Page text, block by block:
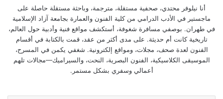
أنا نیلوفر محتدي، صحفية مستقلة، مترجمة، وباحثة مستقلة حاصلة على
ماجستير في الأدب الدرامي من كلية الفنون والعمارة بجامعة آزاد الإسلامية
في طهران. بوصفي مسافرة شغوفة، أستكشف مواقع فنية وأدبية حول العالم،
تاريخية كانت أم حديثة. على مدى أكثر من عقد، قمت بالكتابة في أقسام
الفنون لعدة صحف، مجلات، ومواقع إلكترونية. شغفي يكمن في المسرح،
الموسيقى الكلاسيكية، الفنون البصرية، النحت، والسيراميك—مجالات تلهم
أعمالي وسفري بشكل مستمر.